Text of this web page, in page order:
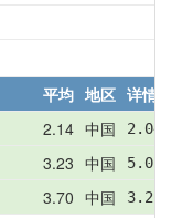
平均 地区 详情
2.14 中国
3.23 中国
3.70 中国